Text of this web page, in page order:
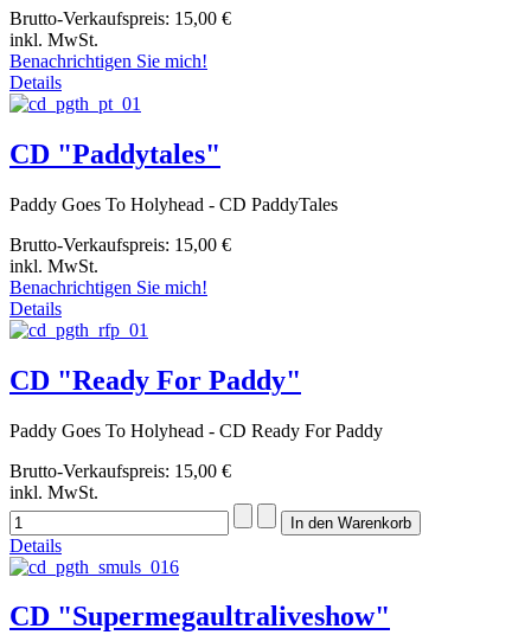
Brutto-Verkaufspreis: 15,00 €
inkl. MwSt.
Benachrichtigen Sie mich!
Details
CD "Paddytales"
Paddy Goes To Holyhead - CD PaddyTales
Brutto-Verkaufspreis: 15,00 €
inkl. MwSt.
Benachrichtigen Sie mich!
Details
CD "Ready For Paddy"
Paddy Goes To Holyhead - CD Ready For Paddy
Brutto-Verkaufspreis: 15,00 €
inkl. MwSt.
Details
CD "Supermegaultraliveshow"